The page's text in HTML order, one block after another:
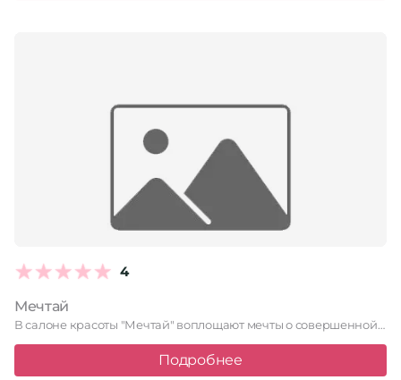
4
Мечтай
В салоне красоты "Мечтай" воплощают мечты о совершенной красоте. Здесь …
Подробнее